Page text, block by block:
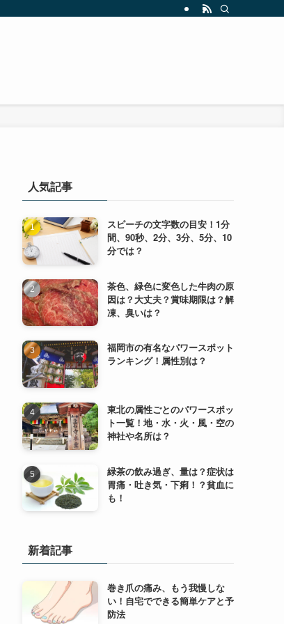
人気記事
スピーチの文字数の目安！1分
間、90秒、2分、3分、5分、10
分では？
茶色、緑色に変色した牛肉の原
因は？大丈夫？賞味期限は？解
凍、臭いは？
福岡市の有名なパワースポット
ランキング！属性別は？
東北の属性ごとのパワースポッ
ト一覧！地・水・火・風・空の
神社や名所は？
緑茶の飲み過ぎ、量は？症状は
胃痛・吐き気・下痢！？貧血に
も！
新着記事
巻き爪の痛み、もう我慢しな
い！自宅でできる簡単ケアと予
防法